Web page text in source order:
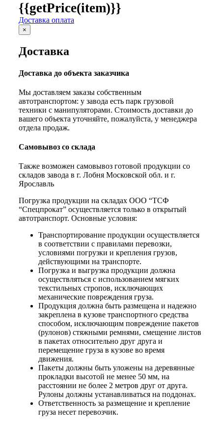
{{getPrice(item)}}
Доставка оплата
×
Доставка
Доставка до объекта заказчика
Мы доставляем заказы собственным
автотранспортом: у завода есть парк грузовой
техники с манипуляторами. Стоимость доставки до
вашего объекта уточняйте, пожалуйста, у менеджера
отдела продаж.
Самовывоз со склада
Также возможен самовывоз готовой продукции со
складов завода в г. Лобня Московской обл. и г.
Ярославль
Погрузка продукции на складах ООО “ТСФ
“Спецпрокат” осуществляется только в открытый
автотранспорт. Основные условия:
Транспортирование продукции осуществляется
в соответствии с правилами перевозки,
условиями погрузки и крепления грузов,
действующими на транспорте.
Погрузка и выгрузка продукции должна
осуществляться с использованием мягких
текстильных стропов, исключающих
механические повреждения груза.
Продукция должна быть размещена и надежно
закреплена в кузове транспортного средства
способом, исключающим повреждение пакетов
(рулонов) стяжными ремнями, смещение листов
в пакетах относительно друг друга и
перемещение груза в кузове во время
движения.
Пакеты должны быть уложены на деревянные
прокладки высотой не менее 50 мм, на
расстоянии не более 2 метров друг от друга.
Рулоны должны устанавливаться на поддонах.
Ответственность за размещение и крепление
груза несет перевозчик.